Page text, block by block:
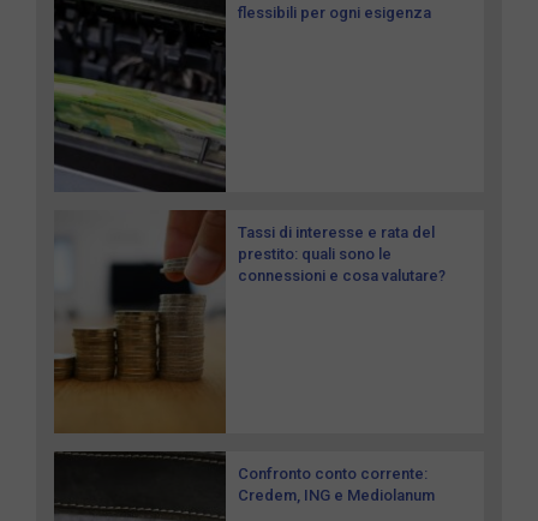
flessibili per ogni esigenza
Tassi di interesse e rata del
prestito: quali sono le
connessioni e cosa valutare?
Confronto conto corrente:
Credem, ING e Mediolanum